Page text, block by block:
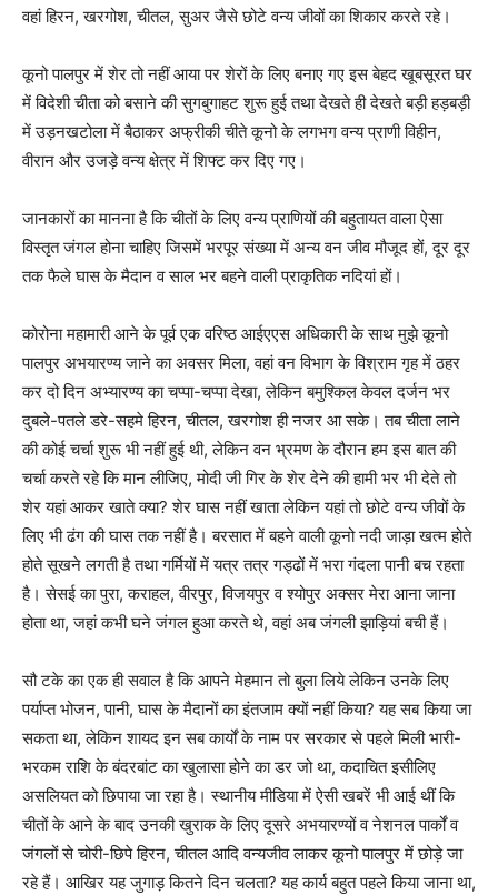
वहां हिरन, खरगोश, चीतल, सुअर जैसे छोटे वन्य जीवों का शिकार करते रहे।
कूनो पालपुर में शेर तो नहीं आया पर शेरों के लिए बनाए गए इस बेहद खूबसूरत घर
में विदेशी चीता को बसाने की सुगबुगाहट शुरू हुई तथा देखते ही देखते बड़ी हड़बड़ी
में उड़नखटोला में बैठाकर अफ्रीकी चीते कूनो के लगभग वन्य प्राणी विहीन,
वीरान और उजड़े वन्य क्षेत्र में शिफ्ट कर दिए गए।
जानकारों का मानना है कि चीतों के लिए वन्य प्राणियों की बहुतायत वाला ऐसा
विस्तृत जंगल होना चाहिए जिसमें भरपूर संख्या में अन्य वन जीव मौजूद हों, दूर दूर
तक फैले घास के मैदान व साल भर बहने वाली प्राकृतिक नदियां हों।
कोरोना महामारी आने के पूर्व एक वरिष्ठ आईएएस अधिकारी के साथ मुझे कूनो
पालपुर अभयारण्य जाने का अवसर मिला, वहां वन विभाग के विश्राम गृह में ठहर
कर दो दिन अभ्यारण्य का चप्पा-चप्पा देखा, लेकिन बमुश्किल केवल दर्जन भर
दुबले-पतले डरे-सहमे हिरन, चीतल, खरगोश ही नजर आ सके। तब चीता लाने
की कोई चर्चा शुरू भी नहीं हुई थी, लेकिन वन भ्रमण के दौरान हम इस बात की
चर्चा करते रहे कि मान लीजिए, मोदी जी गिर के शेर देने की हामी भर भी देते तो
शेर यहां आकर खाते क्या? शेर घास नहीं खाता लेकिन यहां तो छोटे वन्य जीवों के
लिए भी ढंग की घास तक नहीं है। बरसात में बहने वाली कूनो नदी जाड़ा खत्म होते
होते सूखने लगती है तथा गर्मियों में यत्र तत्र गड्ढों में भरा गंदला पानी बच रहता
है। सेसई का पुरा, कराहल, वीरपुर, विजयपुर व श्योपुर अक्सर मेरा आना जाना
होता था, जहां कभी घने जंगल हुआ करते थे, वहां अब जंगली झाड़ियां बची हैं।
सौ टके का एक ही सवाल है कि आपने मेहमान तो बुला लिये लेकिन उनके लिए
पर्याप्त भोजन, पानी, घास के मैदानों का इंतजाम क्यों नहीं किया? यह सब किया जा
सकता था, लेकिन शायद इन सब कार्यों के नाम पर सरकार से पहले मिली भारी-
भरकम राशि के बंदरबांट का खुलासा होने का डर जो था, कदाचित इसीलिए
असलियत को छिपाया जा रहा है। स्थानीय मीडिया में ऐसी खबरें भी आई थीं कि
चीतों के आने के बाद उनकी खुराक के लिए दूसरे अभयारण्यों व नेशनल पार्कों व
जंगलों से चोरी-छिपे हिरन, चीतल आदि वन्यजीव लाकर कूनो पालपुर में छोड़े जा
रहे हैं। आखिर यह जुगाड़ कितने दिन चलता? यह कार्य बहुत पहले किया जाना था,